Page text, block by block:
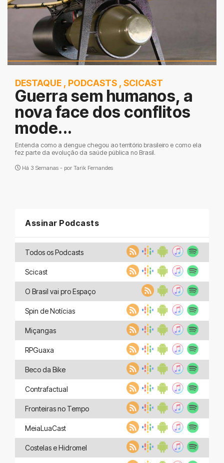
DESTAQUE , PODCASTS , SCICAST
Guerra sem humanos, a
nova face dos conflitos
mode...
Entenda como a dengue chegou ao território brasileiro e como ela
fez parte da evolução da saúde pública no Brasil.
Há 3 Semanas - por Tarik Fernandes
Assinar Podcasts
Todos os Podcasts
Scicast
O Brasil vai pro Espaço
Spin de Notícias
Miçangas
RPGuaxa
Beco da Bike
Contrafactual
Fronteiras no Tempo
MeiaLuaCast
Costelas e Hidromel